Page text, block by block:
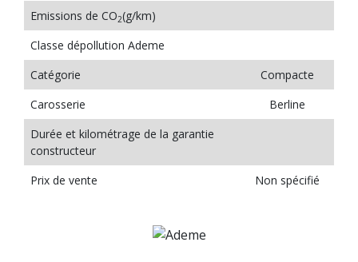
Emissions de CO2(g/km)
Classe dépollution Ademe
Catégorie
Compacte
Carosserie
Berline
Durée et kilométrage de la garantie
constructeur
Prix de vente
Non spécifié